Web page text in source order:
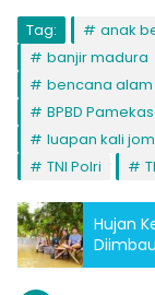
Tag: anak
banjir madura
bencana
BPBD
luapan kali
TNI Polri
Hujan